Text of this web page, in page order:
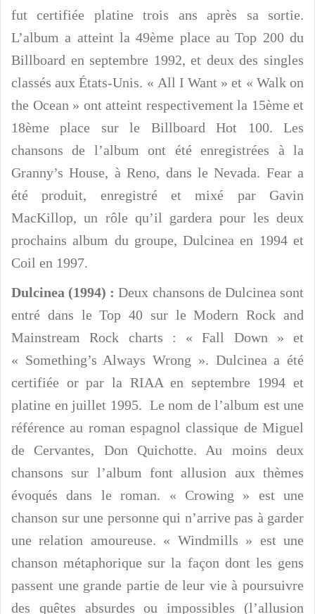
fut certifiée platine trois ans après sa sortie.
L’album a atteint la 49ème place au Top 200 du
Billboard en septembre 1992, et deux des singles
classés aux États-Unis. « All I Want » et « Walk on
the Ocean » ont atteint respectivement la 15ème et
18ème place sur le Billboard Hot 100. Les
chansons de l’album ont été enregistrées à la
Granny’s House, à Reno, dans le Nevada. Fear a
été produit, enregistré et mixé par Gavin
MacKillop, un rôle qu’il gardera pour les deux
prochains album du groupe, Dulcinea en 1994 et
Coil en 1997.
Dulcinea (1994) : Deux chansons de Dulcinea sont
entré dans le Top 40 sur le Modern Rock and
Mainstream Rock charts : « Fall Down » et
« Something’s Always Wrong ». Dulcinea a été
certifiée or par la RIAA en septembre 1994 et
platine en juillet 1995. Le nom de l’album est une
référence au roman espagnol classique de Miguel
de Cervantes, Don Quichotte. Au moins deux
chansons sur l’album font allusion aux thèmes
évoqués dans le roman. « Crowing » est une
chanson sur une personne qui n’arrive pas à garder
une relation amoureuse. « Windmills » est une
chanson métaphorique sur la façon dont les gens
passent une grande partie de leur vie à poursuivre
des quêtes absurdes ou impossibles (l’allusion